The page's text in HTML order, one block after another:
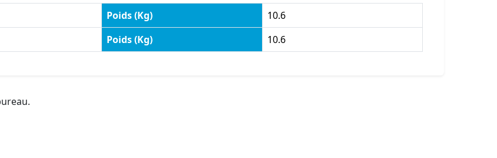
Poids (Kg)
10.6
Poids (Kg) 10.6